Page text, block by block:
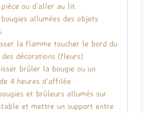
ou d’aller au lit.
allumées des objets
la flamme toucher le bord du
décorations (fleurs)
brûler la bougie ou un
4 heures d’affilée
et brûleurs allumés sur
et mettre un support entre